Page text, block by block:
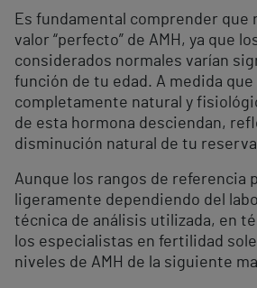
Es fundamental comprender que
valor “perfecto” de AMH, ya que
considerados normales varían
función de tu edad. A medida
completamente natural y
de esta hormona desciendan,
disminución natural de tu
Aunque los rangos de referencia
ligeramente dependiendo del
técnica de análisis utilizada, en
los especialistas en fertilidad
niveles de AMH de la siguiente